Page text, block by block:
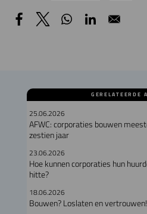
GERELATEERDE
25.06.2026
AFWC: corporaties bouwen
zestien jaar
23.06.2026
Hoe kunnen corporaties hun
hitte?
18.06.2026
Bouwen? Loslaten en vertrouwen!